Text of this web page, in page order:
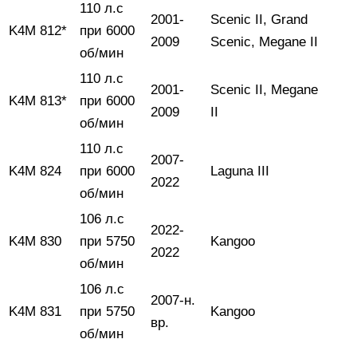
K4M 812*
110 л.с
при 6000
об/мин
2001-
2009
Scenic II, Grand
Scenic, Megane II
K4M 813*
110 л.с
при 6000
об/мин
2001-
2009
Scenic II, Megane
K4M 824
110 л.с
при 6000
об/мин
2007-
2022
Laguna III
K4M 830
106 л.с
при 5750
об/мин
2022-
2022
Kangoo
K4M 831
106 л.с
при 5750
об/мин
2007-н.
вр.
Kangoo